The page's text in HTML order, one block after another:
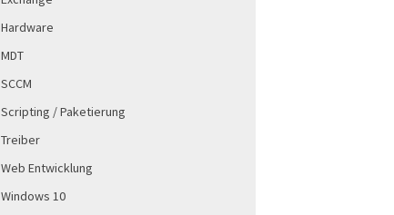
Hardware
MDT
SCCM
Scripting / Paketierung
Treiber
Web Entwicklung
Windows 10